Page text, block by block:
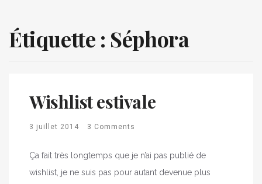
Étiquette : Séphora
Wishlist estivale
3 juillet 2014 3 Comments
Ça fait très longtemps que je n’ai pas publié de
wishlist, je ne suis pas pour autant devenue plus